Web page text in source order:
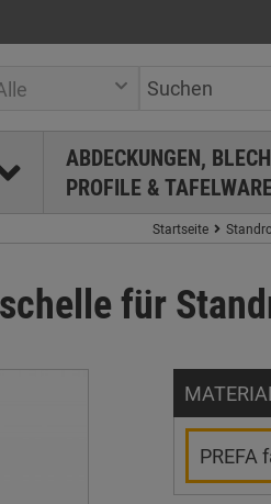
ABDECKUNGEN,
PROFILE &
Startseite
für
PREFA